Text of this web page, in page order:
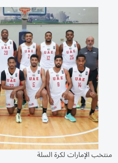
منتخب الإمارات لكرة السلة